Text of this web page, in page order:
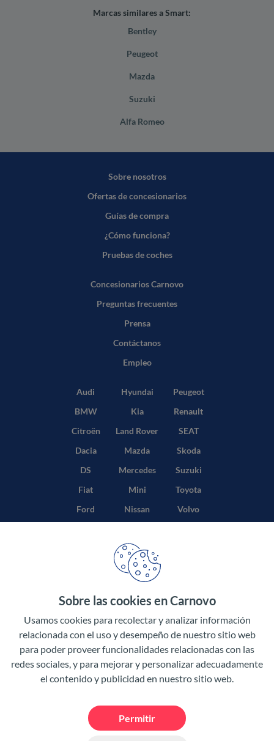
Marcas similares a Smart:
Bentley
Peugeot
Mazda
Suzuki
Alfa Romeo
Sobre las cookies en Carnovo
Usamos cookies para recolectar y analizar información
relacionada con el uso y desempeño de nuestro sitio web
para poder proveer funcionalidades relacionadas con las
redes sociales, y para mejorar y personalizar adecuadamente
el contenido y publicidad en nuestro sitio web.
Permitir
Sobre nosotros
Ofertas de concesionarios
Guías de compra
¿Cómo funciona?
Pruebas de coches
Concesionarios Carnovo
Preguntas frecuentes
Prensa
Contáctanos
Empleo
Audi
BMW
Citroën
Dacia
DS
Fiat
Ford
Hyundai
Kia
Land Rover
Mazda
Mercedes
Mini
Nissan
Peugeot
Renault
SEAT
Skoda
Suzuki
Toyota
Volvo
Política de privacidad
Aviso legal